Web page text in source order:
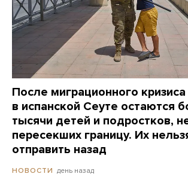
После миграционного кризиса
в испанской Сеуте остаются
тысячи детей и подростков,
пересекших границу. Их
отправить назад
НОВОСТИ день назад